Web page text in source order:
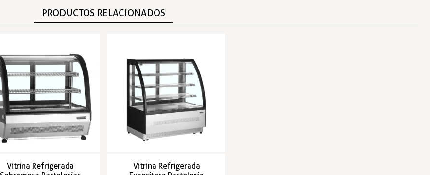
PRODUCTOS RELACIONADOS
Vitrina Refrigerada
Vitrina Refrigerada